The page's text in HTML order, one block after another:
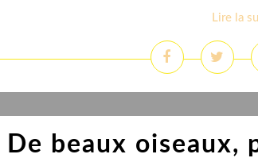
Lire la
De beaux oiseaux,